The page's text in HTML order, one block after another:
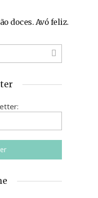
doces. Avó feliz.